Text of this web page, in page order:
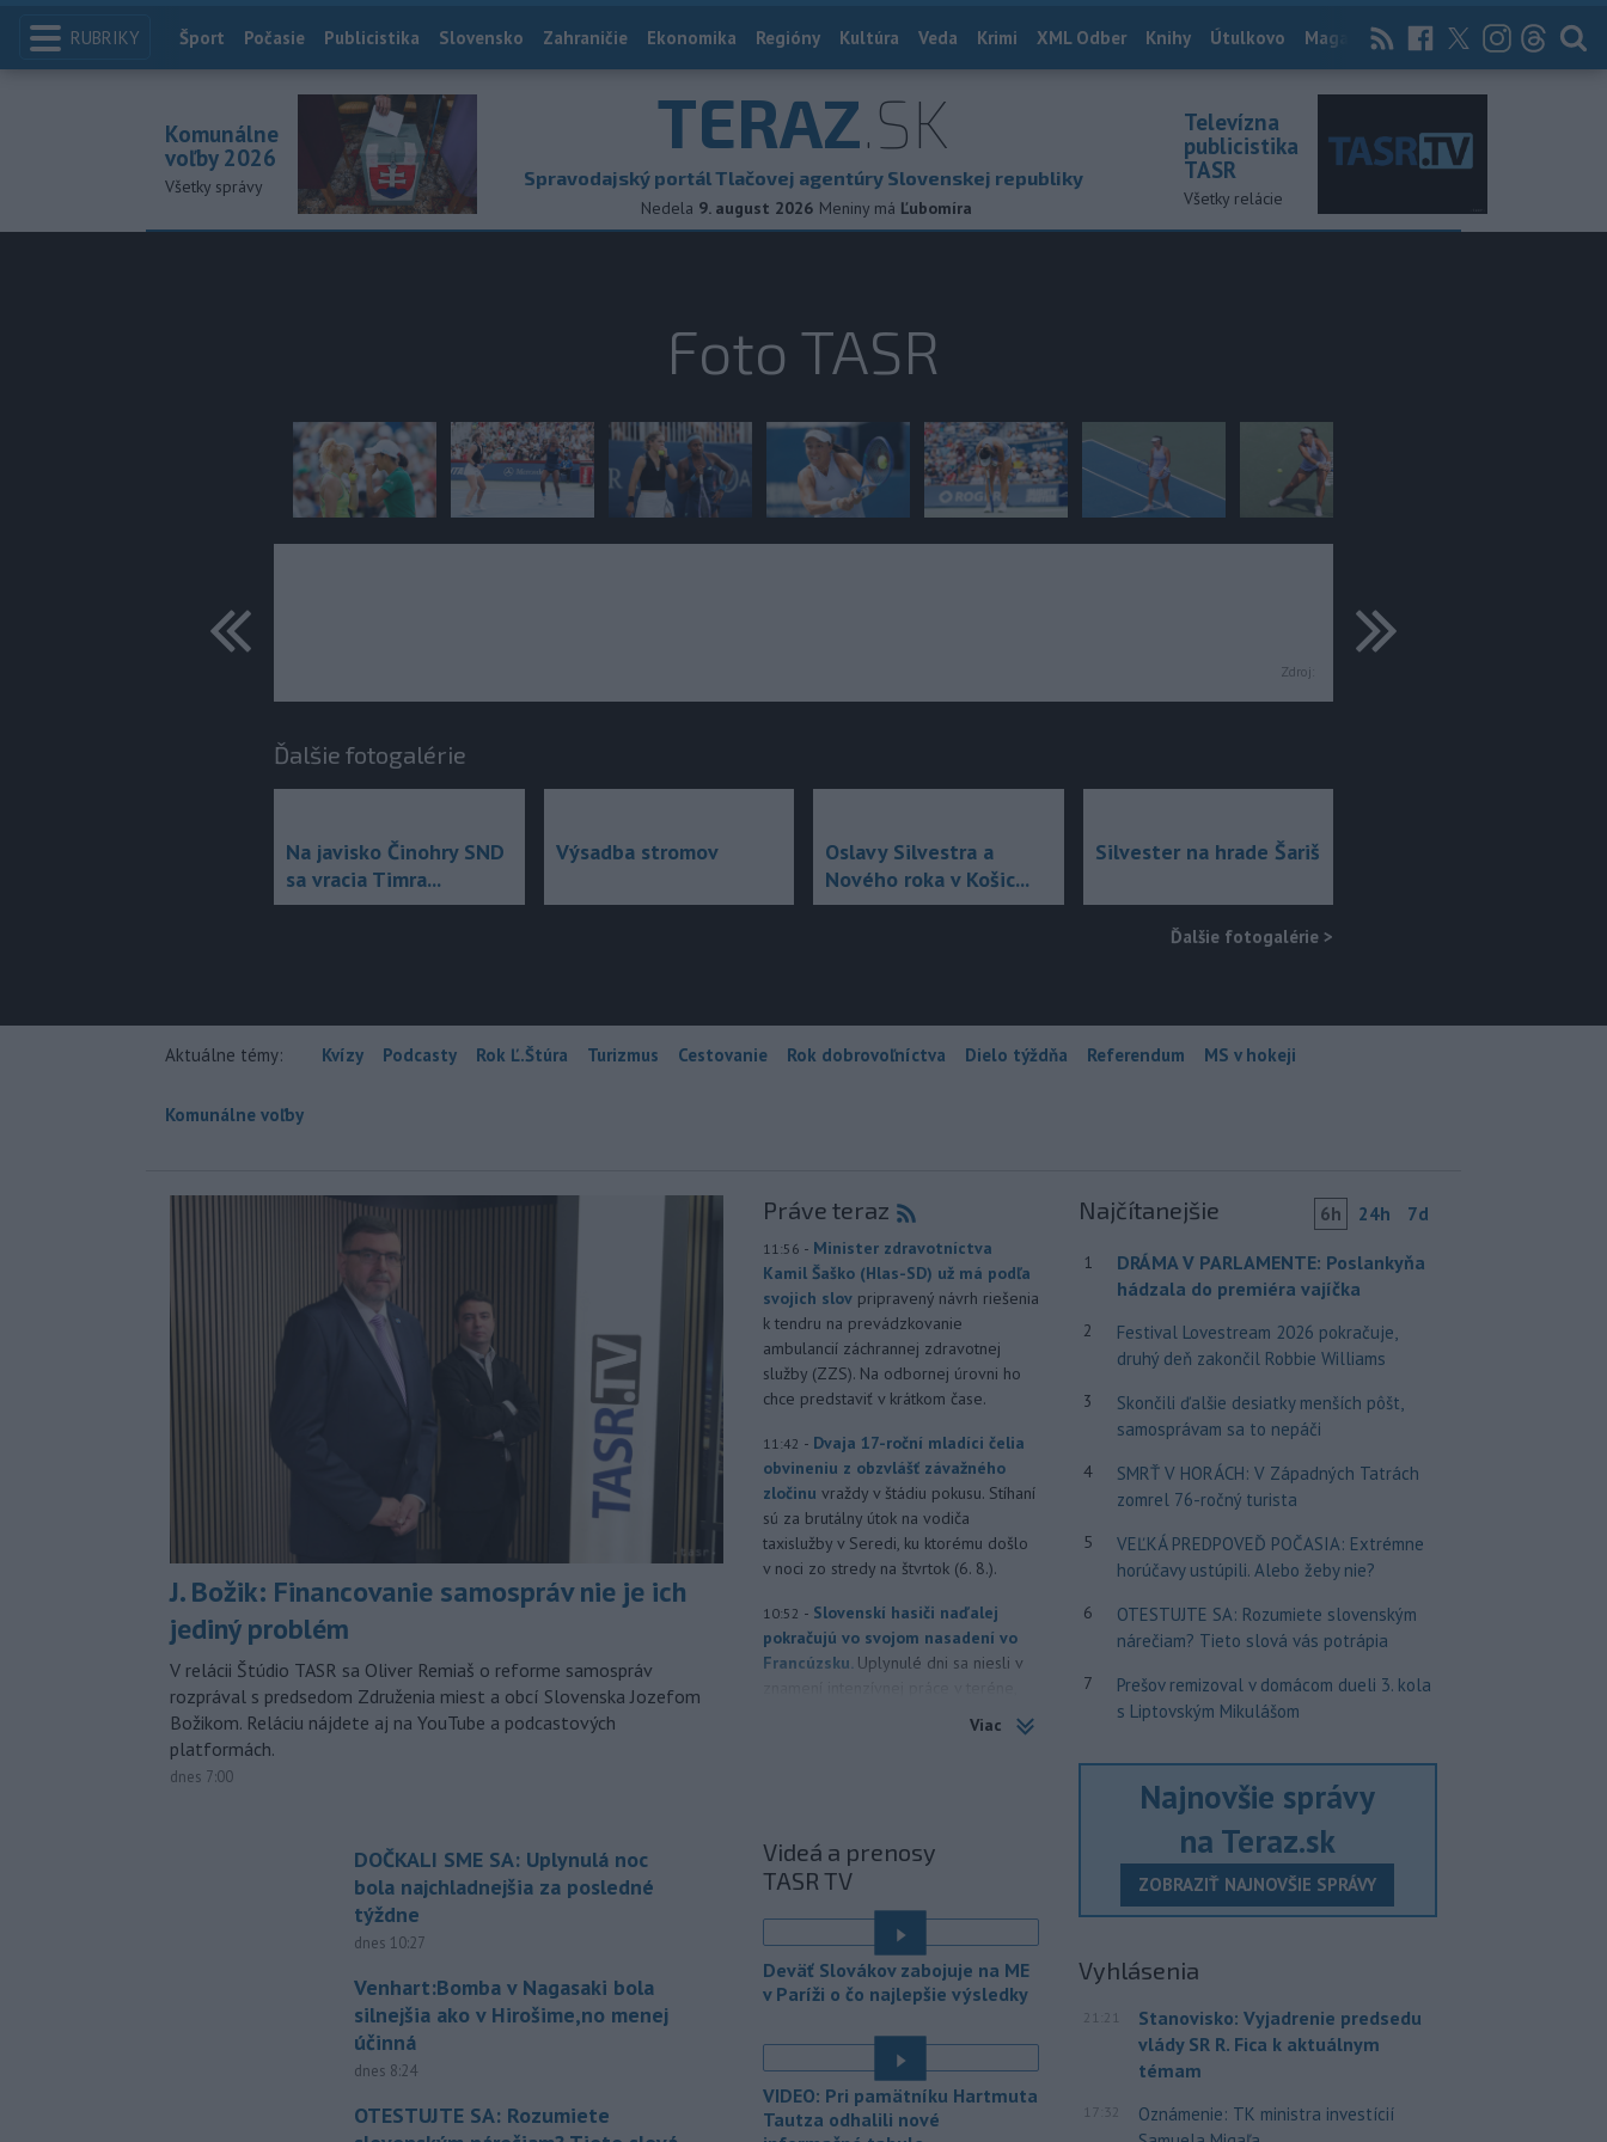
RUBRIKY Index
Šport Počasie Publicistika Slovensko Zahraničie Ekonomika Regióny Kultúra Veda Krimi XML Odber Knihy Útulkovo Magazín News Now Archív
TERAZ.SK
Spravodajský portál Tlačovej agentúry Slovenskej republiky
Nedela 9. august 2026 Meniny má Ľubomíra
Komunálne
voľby 2026
Všetky správy
Televízna
publicistika
TASR
Všetky relácie
Foto TASR
Zdroj:
predchádzajúce ďalšie
Ďalšie fotogalérie
Na javisko Činohry SND
sa vracia Timra...
Výsadba stromov
Oslavy Silvestra a
Nového roka v Košic...
Silvester na hrade Šariš
Ďalšie fotogalérie >
Aktuálne témy: Kvízy Podcasty Rok Ľ.Štúra Turizmus Cestovanie Rok dobrovoľníctva Dielo týždňa Referendum MS v hokeji
Komunálne voľby
J. Božik: Financovanie samospráv nie je ich
jediný problém
V relácii Štúdio TASR sa Oliver Remiaš o reforme samospráv
rozprával s predsedom Združenia miest a obcí Slovenska Jozefom
Božikom. Reláciu nájdete aj na YouTube a podcastových
platformách.
dnes 7:00
DOČKALI SME SA: Uplynulá noc
bola najchladnejšia za posledné
týždne
dnes 10:27
Venhart:Bomba v Nagasaki bola
silnejšia ako v Hirošime,no menej
účinná
dnes 8:24
OTESTUJTE SA: Rozumiete
Práve teraz
11:56 - Minister zdravotníctva
Kamil Šaško (Hlas-SD) už má podľa
svojich slov pripravený návrh riešenia
k tendru na prevádzkovanie
ambulancií záchrannej zdravotnej
služby (ZZS). Na odbornej úrovni ho
chce predstaviť v krátkom čase.
11:42 - Dvaja 17-roční mladíci čelia
obvineniu z obzvlášť závažného
zločinu vraždy v štádiu pokusu. Stíhaní
sú za brutálny útok na vodiča
taxislužby v Seredi, ku ktorému došlo
v noci zo stredy na štvrtok (6. 8.).
10:52 - Slovenskí hasiči naďalej
pokračujú vo svojom nasadení vo
Francúzsku. Uplynulé dni sa niesli v
spolupráce s francúzskymi hasičmi, ale
aj údržby techniky a potrebnej
vyhli zrážke.Austrálsky úrad pre
bezpečnosť dopravy (ATSB), ktorý bol
o tomto incidente informovaný, začal
10:25 - Uplynulá noc bola
najchladnejšia za posledné dva
až deväť stupňov Celzia, v dolinách a
kotlinách bolo ešte chladnejšie.
Slovenský hydrometeorologický ústav
(SHMÚ) o tom informoval na sociálnej
Viac
Videá a prenosy
TASR TV
Deväť Slovákov zabojuje na ME
v Paríži o čo najlepšie výsledky
VIDEO: Pri pamätníku Hartmuta
Tautza odhalili nové
Najčítanejšie 6h 24h 7d
1
DRÁMA V PARLAMENTE: Poslankyňa
hádzala do premiéra vajíčka
2
Festival Lovestream 2026 pokračuje,
druhý deň zakončil Robbie Williams
3
Skončili ďalšie desiatky menších pôšt,
samosprávam sa to nepáči
4
SMRŤ V HORÁCH: V Západných Tatrách
zomrel 76-ročný turista
5
VEĽKÁ PREDPOVEĎ POČASIA: Extrémne
horúčavy ustúpili. Alebo žeby nie?
6
OTESTUJTE SA: Rozumiete slovenským
nárečiam? Tieto slová vás potrápia
7
Prešov remizoval v domácom dueli 3. kola
s Liptovským Mikulášom
Najnovšie správy
na Teraz.sk
ZOBRAZIŤ NAJNOVŠIE SPRÁVY
Vyhlásenia
21:21
Stanovisko: Vyjadrenie predsedu
vlády SR R. Fica k aktuálnym
témam
17:32
Oznámenie: TK ministra investícií